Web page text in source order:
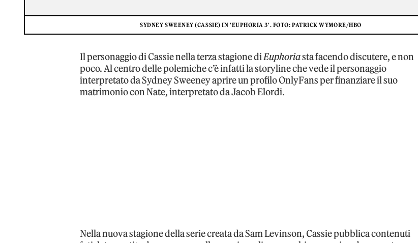
SYDNEY SWEENEY (CASSIE) IN 'EUPHORIA 3'. FOTO: PATRICK WYMORE/HBO
Il personaggio di Cassie nella terza stagione diEuphoriasta facendo discutere, e non
poco. Al centro delle polemiche c’è infatti la storyline che vede il personaggio
interpretato da Sydney Sweeney aprire un profilo OnlyFans per finanziare il suo
matrimonio con Nate, interpretato da Jacob Elordi.
Nella nuova stagione della serie creata da Sam Levinson, Cassie pubblica contenuti